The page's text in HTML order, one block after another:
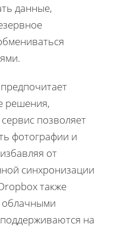
данные,
решения,
позволяет
фотографии и
от
синхронизации
также
на